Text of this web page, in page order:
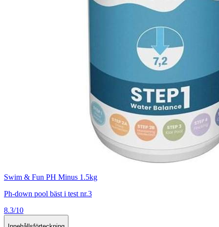
Swim & Fun PH Minus 1.5kg
Ph-down pool bäst i test nr.3
8.3/10